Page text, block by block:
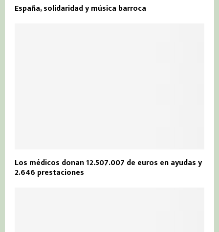
España, solidaridad y música barroca
Los médicos donan 12.507.007 de euros en ayudas y
2.646 prestaciones